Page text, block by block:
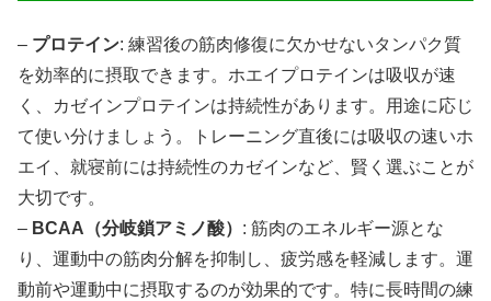
– プロテイン: 練習後の筋肉修復に欠かせないタンパク質
を効率的に摂取できます。ホエイプロテインは吸収が速
く、カゼインプロテインは持続性があります。用途に応じ
て使い分けましょう。トレーニング直後には吸収の速いホ
エイ、就寝前には持続性のカゼインなど、賢く選ぶことが
大切です。
– BCAA（分岐鎖アミノ酸） : 筋肉のエネルギー源とな
り、運動中の筋肉分解を抑制し、疲労感を軽減します。運
動前や運動中に摂取するのが効果的です。特に長時間の練